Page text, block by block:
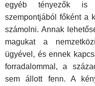
egyéb tényezők is
szempontjából főként a
számolni. Annak
magukat a
ügyével, és ennek
forradalommal, a
sem állott fenn. A